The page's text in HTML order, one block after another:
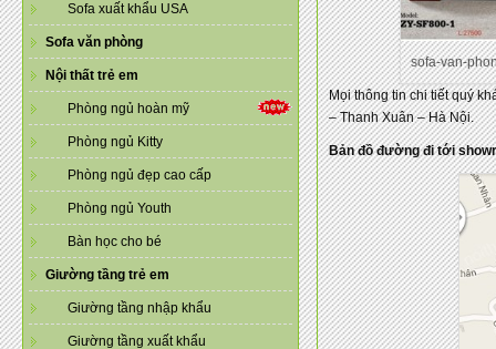
Sofa xuất khẩu USA
Sofa văn phòng
Nội thất trẻ em
Phòng ngủ hoàn mỹ
Phòng ngủ Kitty
Phòng ngủ đẹp cao cấp
Phòng ngủ Youth
Bàn học cho bé
Giường tầng trẻ em
Giường tầng nhập khẩu
Giường tầng xuất khẩu
sofa-van-
Mọi thông tin chi tiết quý
– Thanh Xuân – Hà Nội.
Bản đồ đường đi tới